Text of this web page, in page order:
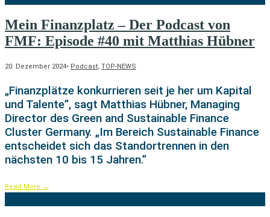
Mein Finanzplatz – Der Podcast von
FMF: Episode #40 mit Matthias Hübner
20. Dezember 2024• Podcast, TOP-NEWS
„Finanzplätze konkurrieren seit je her um Kapital
und Talente”, sagt Matthias Hübner, Managing
Director des Green and Sustainable Finance
Cluster Germany. „Im Bereich Sustainable Finance
entscheidet sich das Standortrennen in den
nächsten 10 bis 15 Jahren.”
Read More →